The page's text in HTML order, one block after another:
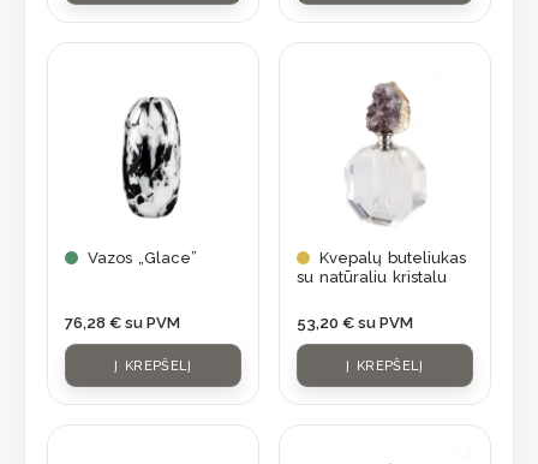
Vazos „Glace”
76,28 € su PVM
Į KREPŠELĮ
Kvepalų buteliukas
su natūraliu kristalu
53,20 € su PVM
Į KREPŠELĮ